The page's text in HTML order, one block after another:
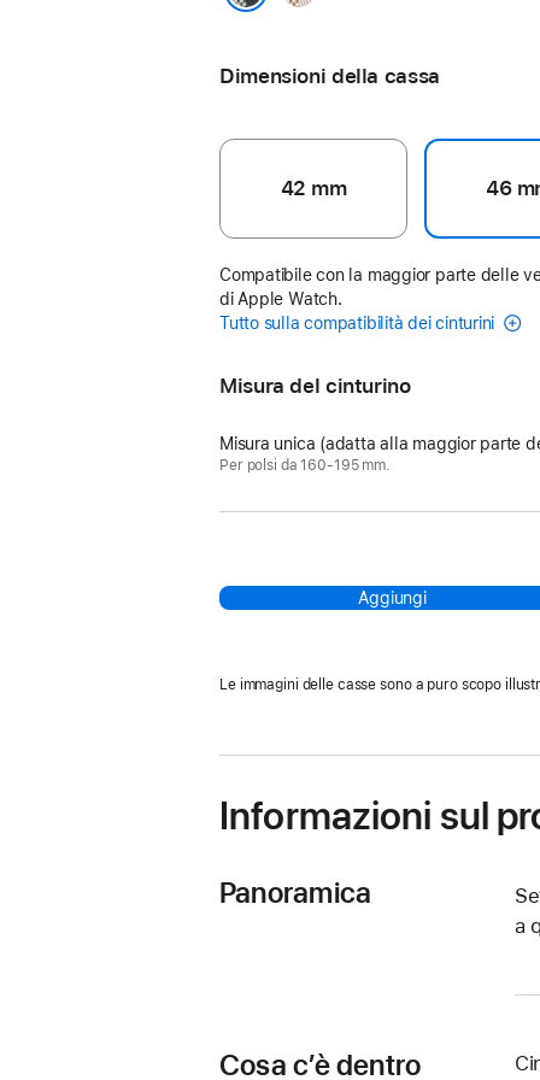
Dimensioni della cassa
42 mm 46
Compatibile con la maggior parte delle
di Apple Watch.
Tutto sulla compatibilità dei cinturini
Misura del cinturino
Misura unica (adatta alla maggior parte
Per polsi da 160-195 mm.
Aggiungi
Le immagini delle casse sono a puro scopo
Informazioni sul
Panoramica
a
Cosa c’è dentro